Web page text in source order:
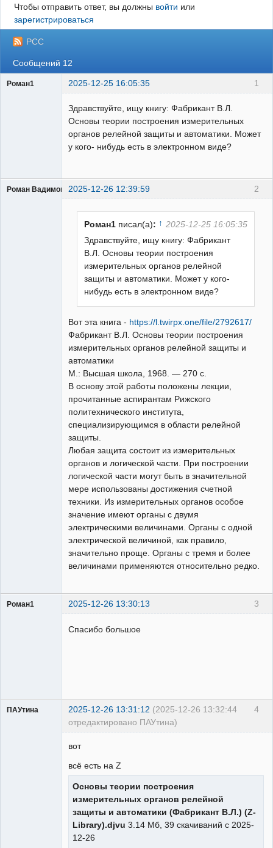
Чтобы отправить ответ, вы должны войти или
зарегистрироваться
РСС
Сообщений 12
1
Роман1 2025-12-25 16:05:35
Здравствуйте, ищу книгу: Фабрикант В.Л.
Основы теории построения измерительных
органов релейной защиты и автоматики. Может
у кого- нибудь есть в электронном виде?
2
Роман Вадимович2025-12-26 12:39:59
Роман1 писал(а): ↑ 2025-12-25 16:05:35
Здравствуйте, ищу книгу: Фабрикант
В.Л. Основы теории построения
измерительных органов релейной
защиты и автоматики. Может у кого-
нибудь есть в электронном виде?
Вот эта книга - https://l.twirpx.one/file/2792617/
Фабрикант В.Л. Основы теории построения
измерительных органов релейной защиты и
автоматики
М.: Высшая школа, 1968. — 270 с.
В основу этой работы положены лекции,
прочитанные аспирантам Рижского
политехнического института,
специализирующимся в области релейной
защиты.
Любая защита состоит из измерительных
органов и логической части. При построении
логической части могут быть в значительной
мере использованы достижения счетной
техники. Из измерительных органов особое
значение имеют органы с двумя
электрическими величинами. Органы с одной
электрической величиной, как правило,
значительно проще. Органы с тремя и более
величинами применяются относительно редко.
3
Роман1 2025-12-26 13:30:13
Спасибо большое
4
ПАУтина 2025-12-26 13:31:12 (2025-12-26 13:32:44
отредактировано ПАУтина)
вот
всё есть на Z
Основы теории построения
измерительных органов релейной
защиты и автоматики (Фабрикант В.Л.) (Z-
Library).djvu 3.14 Мб, 39 скачиваний с 2025-
12-26